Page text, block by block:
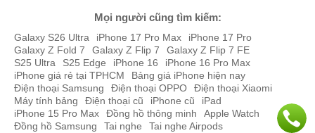
Mọi người cũng tìm kiếm:
Galaxy S26 Ultra iPhone 17 Pro Max
iPhone 17 Pro
Galaxy Z Fold 7
Galaxy Z Flip 7
Galaxy Z Flip 7 FE
S25 Ultra
S25 Edge iPhone 16
iPhone 16 Pro Max
iPhone giá rẻ tại TPHCM
Bảng giá iPhone hiện nay
Điện thoại Samsung
Điện thoại OPPO
Điện thoại Xiaomi
Máy tính bảng
Điện thoại cũ iPhone cũ
iPad
iPhone 15 Pro Max
Đồng hồ thông minh
Apple Watch
Đồng hồ Samsung
Tai nghe Tai nghe Airpods